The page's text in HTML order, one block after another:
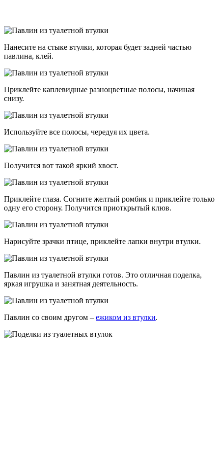
Нанесите на стыке втулки, которая будет задней частью
павлина, клей.
Приклейте каплевидные разноцветные полосы, начиная
снизу.
Используйте все полосы, чередуя их цвета.
Получится вот такой яркий хвост.
Приклейте глаза. Согните желтый ромбик и приклейте только
одну его сторону. Получится приоткрытый клюв.
Нарисуйте зрачки птице, приклейте лапки внутри втулки.
Павлин из туалетной втулки готов. Это отличная поделка,
яркая игрушка и занятная деятельность.
Павлин со своим другом – ежиком из втулки.